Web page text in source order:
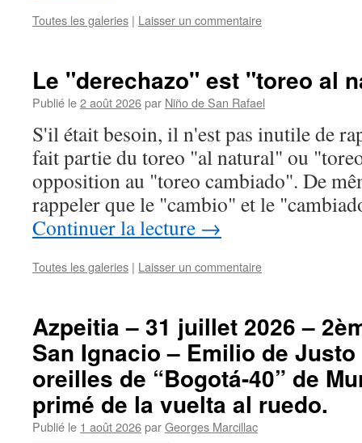
Toutes les galeries | Laisser un commentaire
Le "derechazo" est "toreo al
Publié le2 août 2026par Niño de San Rafael
S'il était besoin, il n'est pas inutile de
fait partie du toreo "al natural" ou
opposition au "toreo cambiado". De
rappeler que le "cambio" et le
Continuer la lecture →
Toutes les galeries | Laisser un commentaire
Azpeitia – 31 juillet 2026 –
San Ignacio – Emilio de
oreilles de “Bogotá-40” de
primé de la vuelta al ruedo.
Publié le 1 août 2026parGeorges Marcillac